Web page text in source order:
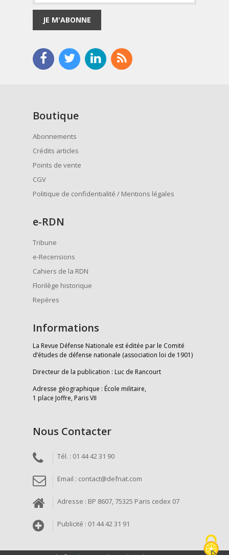
JE M'ABONNE
Boutique
Abonnements
Crédits articles
Points de vente
CGV
Politique de confidentialité / Mentions légales
e-RDN
Tribune
e-Recensions
Cahiers de la RDN
Florilège historique
Repères
Informations
La Revue Défense Nationale est éditée par le Comité
d’études de défense nationale (association loi de 1901)
Directeur de la publication : Luc de Rancourt
Adresse géographique : École militaire,
1 place Joffre, Paris VII
Nous Contacter
Tél. : 01 44 42 31 90
Email : contact@defnat.com
Adresse : BP 8607, 75325 Paris cedex 07
Publicité : 01 44 42 31 91